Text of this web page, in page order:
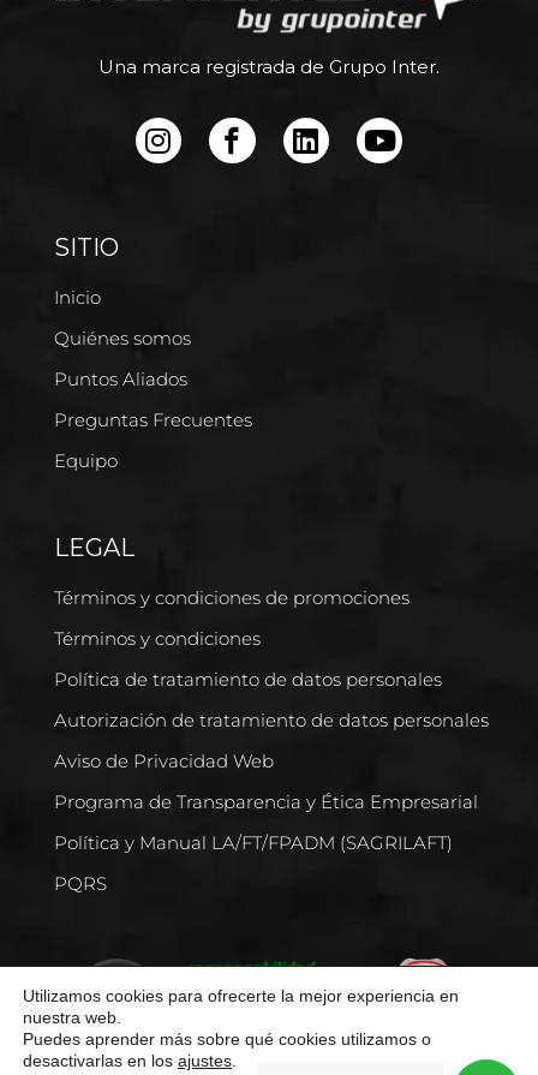
Una marca registrada de Grupo Inter.
SITIO
Inicio
Quiénes somos
Puntos Aliados
Preguntas Frecuentes
Equipo
LEGAL
Términos y condiciones de promociones
Términos y condiciones
Política de tratamiento de datos personales
Autorización de tratamiento de datos personales
Aviso de Privacidad Web
Programa de Transparencia y Ética Empresarial
Política y Manual LA/FT/FPADM (SAGRILAFT)
PQRS
Utilizamos cookies para ofrecerte la mejor experiencia en
nuestra web.
Puedes aprender más sobre qué cookies utilizamos o
desactivarlas en los ajustes